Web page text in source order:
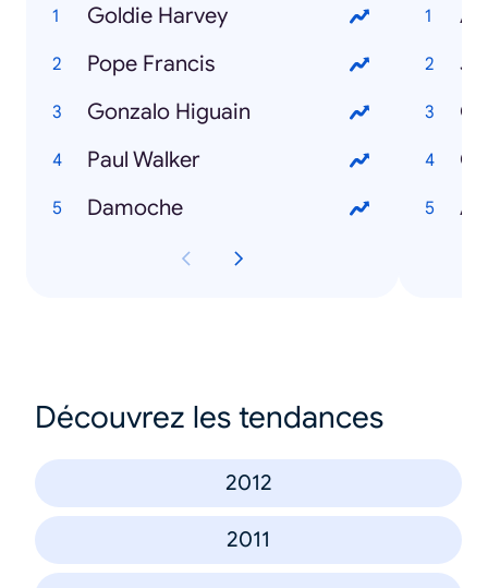
Goldie Harvey
Pope Francis
Gonzalo Higuain
Paul Walker
Damoche
Découvrez les tendances
2012
2011